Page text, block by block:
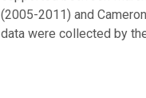
(2005-2011) and
data were collected by